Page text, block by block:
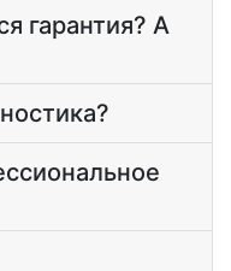
гарантия? А